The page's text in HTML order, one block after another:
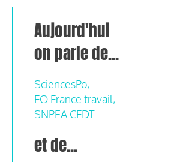
Aujourd'hui
on parle de...
SciencesPo,
FO France travail,
SNPEA CFDT
et de...